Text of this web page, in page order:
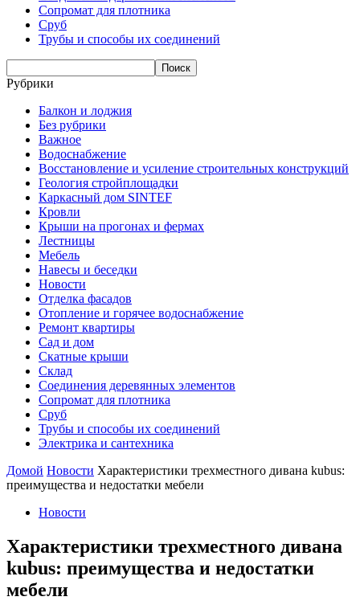
Сопромат для плотника
Сруб
Трубы и способы их соединений
Рубрики
Балкон и лоджия
Без рубрики
Важное
Водоснабжение
Восстановление и усиление строительных конструкций
Геология стройплощадки
Каркасный дом SINTEF
Кровли
Крыши на прогонах и фермах
Лестницы
Мебель
Навесы и беседки
Новости
Отделка фасадов
Отопление и горячее водоснабжение
Ремонт квартиры
Сад и дом
Скатные крыши
Склад
Соединения деревянных элементов
Сопромат для плотника
Сруб
Трубы и способы их соединений
Электрика и сантехника
Домой Новости Характеристики трехместного дивана kubus:
преимущества и недостатки мебели
Новости
Характеристики трехместного дивана
kubus: преимущества и недостатки
мебели